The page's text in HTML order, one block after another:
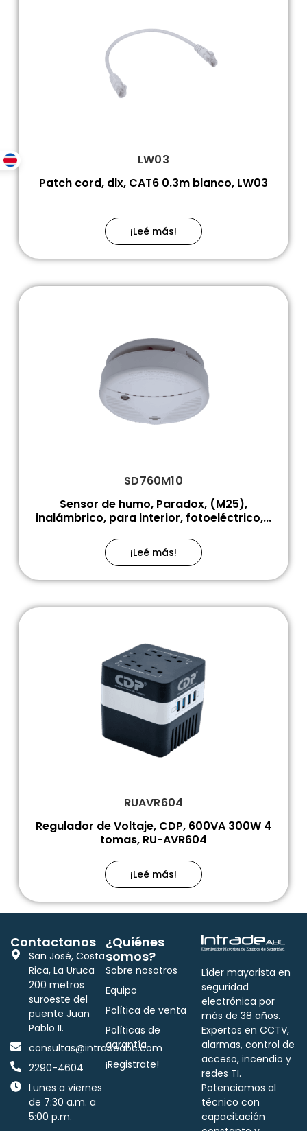
LW03
Patch cord, dlx, CAT6 0.3m blanco, LW03
¡Leé más!
SD760M10
Sensor de humo, Paradox, (M25),
inalámbrico, para interior, fotoeléctrico,...
¡Leé más!
RUAVR604
Regulador de Voltaje, CDP, 600VA 300W 4
tomas, RU-AVR604
¡Leé más!
Líder mayorista en
seguridad
electrónica por
más de 38 años.
Expertos en CCTV,
alarmas, control de
acceso, incendio y
redes TI.
Potenciamos al
técnico con
capacitación
¿Quiénes
somos?
Sobre nosotros
Equipo
Política de venta
Políticas de
garantía
¡Registrate!
Contactanos
San José, Costa
Rica, La Uruca
200 metros
suroeste del
puente Juan
Pablo II.
consultas@intradeabc.com
2290-4604
Lunes a viernes
de 7:30 a.m. a
5:00 p.m.